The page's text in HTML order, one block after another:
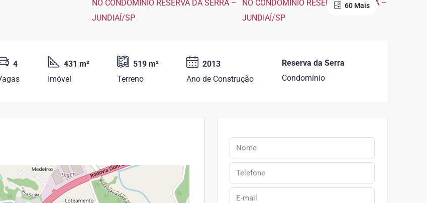
60 Mais
4
431 m²
Imóvel
519 m²
Terreno
2013
Ano de Construção
Reserva da Serra
Condomínio